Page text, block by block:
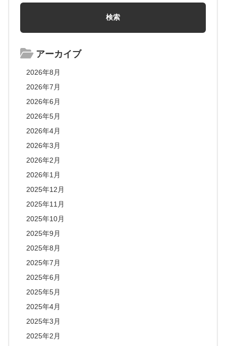
アーカイブ
2026年8月
2026年7月
2026年6月
2026年5月
2026年4月
2026年3月
2026年2月
2026年1月
2025年12月
2025年11月
2025年10月
2025年9月
2025年8月
2025年7月
2025年6月
2025年5月
2025年4月
2025年3月
2025年2月